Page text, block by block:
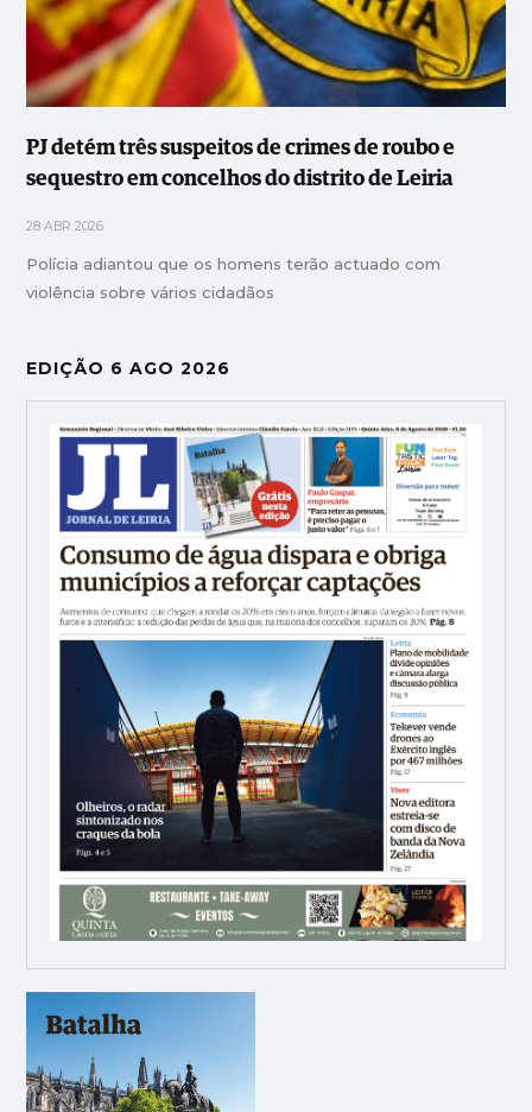
PJ detém três suspeitos de crimes de roubo e
sequestro em concelhos do distrito de Leiria
28 ABR 2026
Polícia adiantou que os homens terão actuado com
violência sobre vários cidadãos
EDIÇÃO 6 AGO 2026